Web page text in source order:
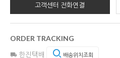
고객센터 전화연결
ORDER TRACKING
한진택배 배송위치조회